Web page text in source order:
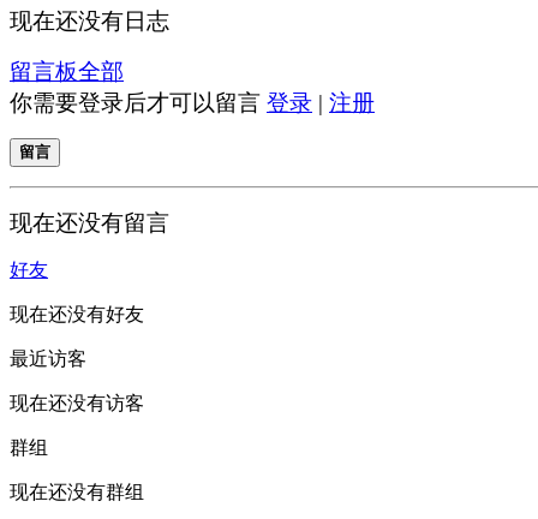
现在还没有日志
留言板全部
你需要登录后才可以留言 登录 | 注册
留言
现在还没有留言
好友
现在还没有好友
最近访客
现在还没有访客
群组
现在还没有群组